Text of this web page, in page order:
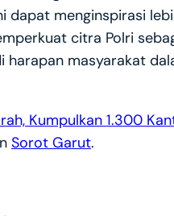
dapat menginspirasi
citra Polri
masyarakat
Kumpulkan 1.300
Sorot Garut.